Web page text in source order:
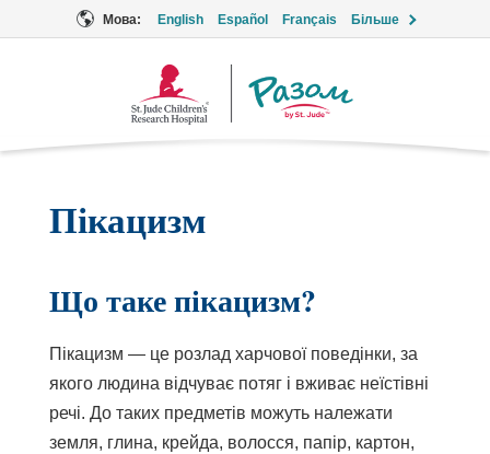
Мова: English Español Français Більше
Логотип
Пікацизм
Що таке пікацизм?
Пікацизм — це розлад харчової поведінки, за
якого людина відчуває потяг і вживає неїстівні
речі. До таких предметів можуть належати
земля, глина, крейда, волосся, папір, картон,